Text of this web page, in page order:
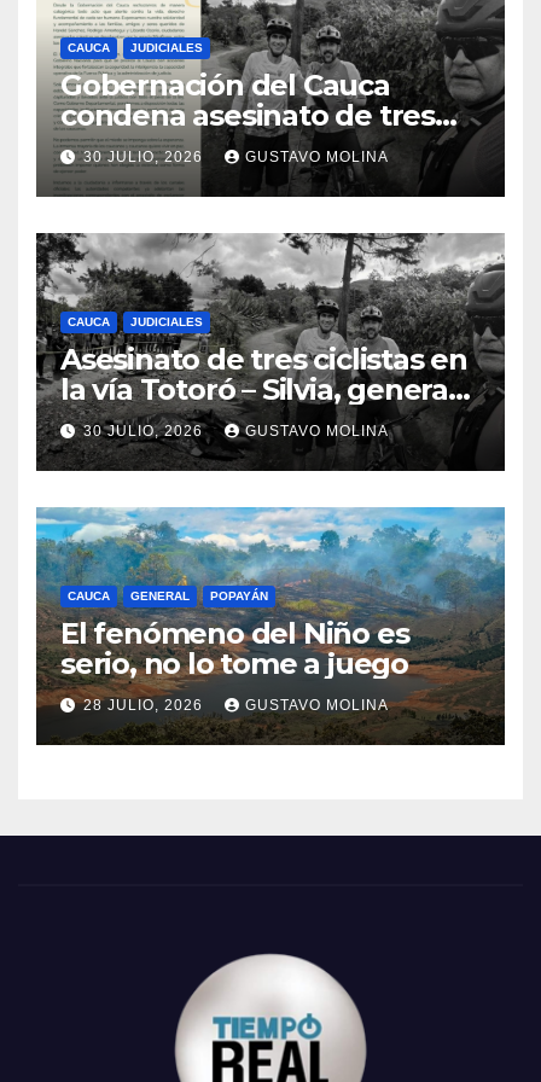
CAUCA JUDICIALES
Gobernación del Cauca
condena asesinato de tres
ciudadanos y exige medidas
urgentes al Gobierno
Nacional
30 JULIO, 2026 GUSTAVO MOLINA
CAUCA JUDICIALES
Asesinato de tres ciclistas en
la vía Totoró – Silvia, genera
consternación en el Cauca
30 JULIO, 2026 GUSTAVO MOLINA
CAUCA GENERAL POPAYÁN
El fenómeno del Niño es
serio, no lo tome a juego
28 JULIO, 2026 GUSTAVO MOLINA